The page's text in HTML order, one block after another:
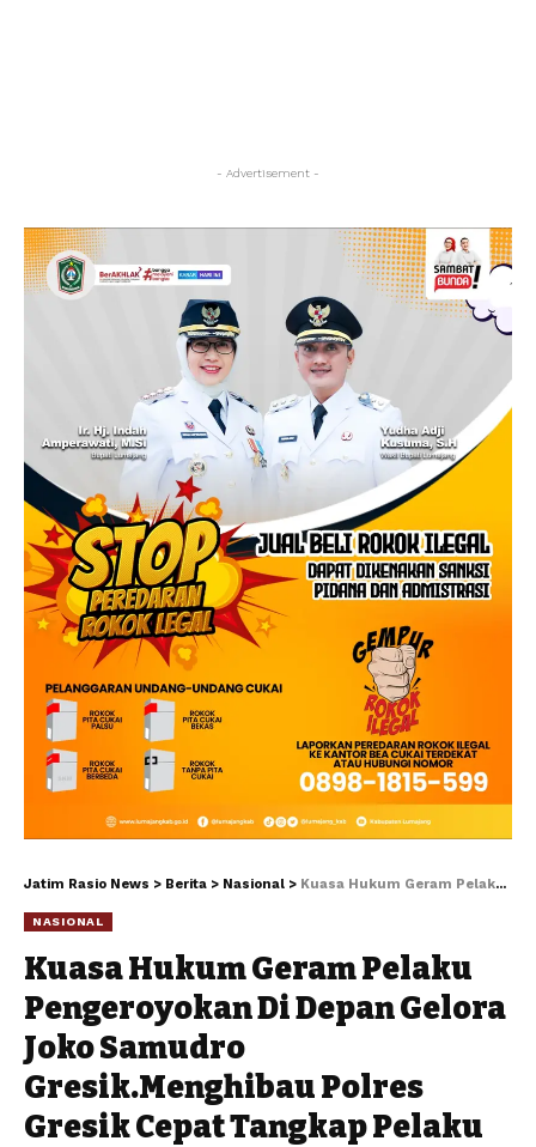
- Advertisement -
Jatim Rasio News > Berita > Nasional > Kuasa Hukum Geram Pelaku Pengeroyokan Di Depan Gelora Joko Samudro Gresik.Menghibau Polres Gresik Cepat Tangkap Pelaku
NASIONAL
Kuasa Hukum Geram Pelaku
Pengeroyokan Di Depan Gelora
Joko Samudro
Gresik.Menghibau Polres
Gresik Cepat Tangkap Pelaku